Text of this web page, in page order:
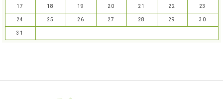
17 18 19 20 21 22 23
24 25 26 27 28 29 30
31